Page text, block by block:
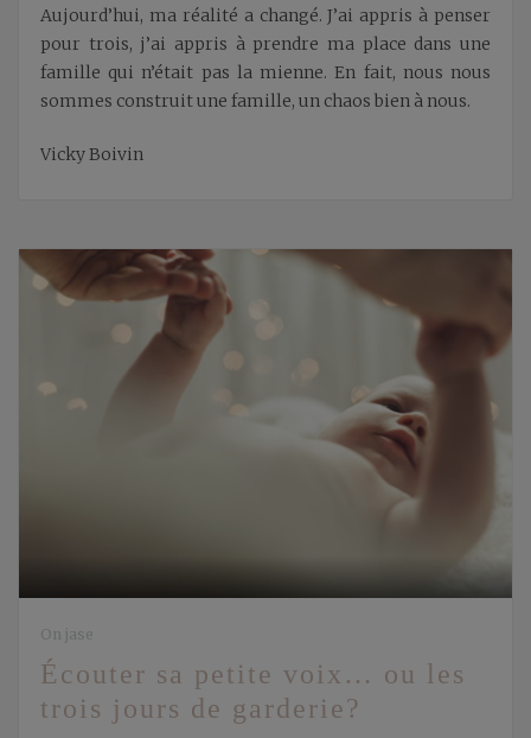
Aujourd’hui, ma réalité a changé. J’ai appris à penser
pour trois, j’ai appris à prendre ma place dans une
famille qui n’était pas la mienne. En fait, nous nous
sommes construit une famille, un chaos bien à nous.
Vicky Boivin
On jase
Écouter sa petite voix… ou les
trois jours de garderie?